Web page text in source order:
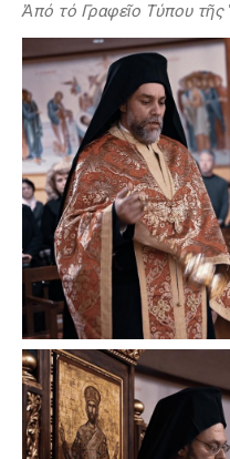
Ἀπό τό Γραφεῖο Τύπου